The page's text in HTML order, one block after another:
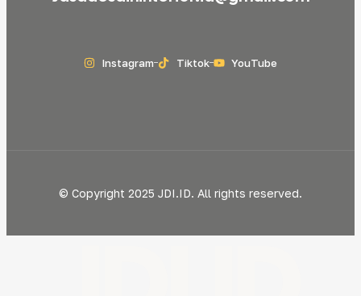
Instagram Tiktok YouTube
© Copyright 2025 JDI.ID. All rights reserved.